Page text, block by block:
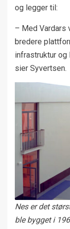
og legger til:
– Med Vardars
bredere
infrastruktur
sier Syvertsen.
Nes er det
ble bygget i